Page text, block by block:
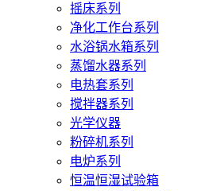
摇床系列
净化工作台系列
水浴锅水箱系列
蒸馏水器系列
电热套系列
搅拌器系列
光学仪器
粉碎机系列
电炉系列
恒温恒湿试验箱